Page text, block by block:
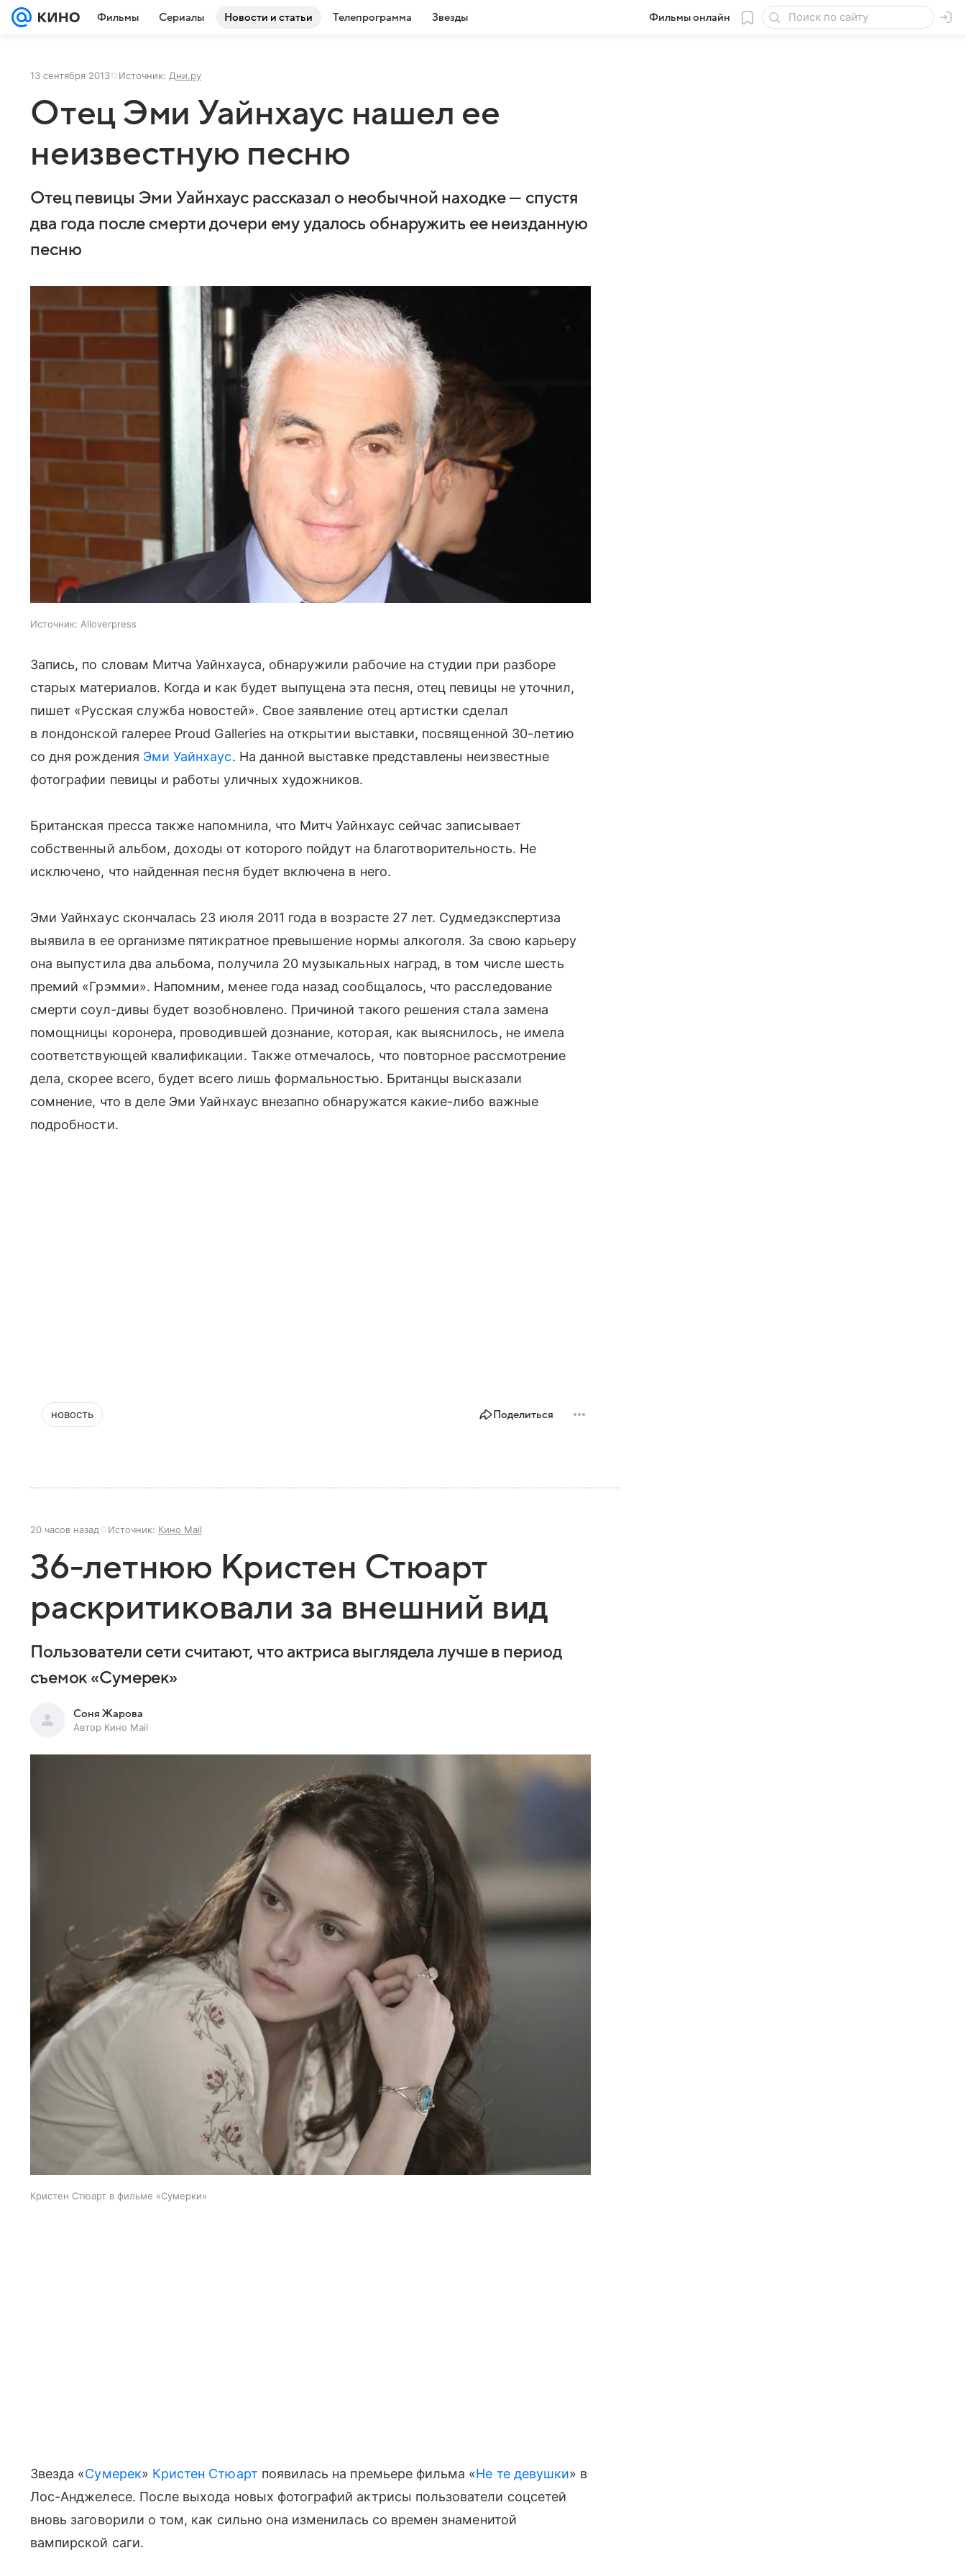
Фильмы Сериалы Новости и статьи Телепрограмма Звезды Фильмы онлайн
13 сентября 2013 Источник: Дни.ру
Отец Эми Уайнхаус нашел ее
неизвестную песню
Отец певицы Эми Уайнхаус рассказал о необычной находке — спустя
два года после смерти дочери ему удалось обнаружить ее неизданную
песню
Источник: Alloverpress
Запись, по словам Митча Уайнхауса, обнаружили рабочие на студии при разборе
старых материалов. Когда и как будет выпущена эта песня, отец певицы не уточнил,
пишет «Русская служба новостей». Свое заявление отец артистки сделал
в лондонской галерее Proud Galleries на открытии выставки, посвященной 30-летию
со дня рождения Эми Уайнхаус. На данной выставке представлены неизвестные
фотографии певицы и работы уличных художников.
Британская пресса также напомнила, что Митч Уайнхаус сейчас записывает
собственный альбом, доходы от которого пойдут на благотворительность. Не
исключено, что найденная песня будет включена в него.
Эми Уайнхаус скончалась 23 июля 2011 года в возрасте 27 лет. Судмедэкспертиза
выявила в ее организме пятикратное превышение нормы алкоголя. За свою карьеру
она выпустила два альбома, получила 20 музыкальных наград, в том числе шесть
премий «Грэмми». Напомним, менее года назад сообщалось, что расследование
смерти соул-дивы будет возобновлено. Причиной такого решения стала замена
помощницы коронера, проводившей дознание, которая, как выяснилось, не имела
соответствующей квалификации. Также отмечалось, что повторное рассмотрение
дела, скорее всего, будет всего лишь формальностью. Британцы высказали
сомнение, что в деле Эми Уайнхаус внезапно обнаружатся какие-либо важные
подробности.
новость Поделиться
20 часов назад Источник: Кино Mail
36-летнюю Кристен Стюарт
раскритиковали за внешний вид
Пользователи сети считают, что актриса выглядела лучше в период
съемок «Сумерек»
Соня Жарова
Автор Кино Mail
Кристен Стюарт в фильме «Сумерки»
Звезда «Сумерек» Кристен Стюарт появилась на премьере фильма «Не те девушки» в
Лос-Анджелесе. После выхода новых фотографий актрисы пользователи соцсетей
вновь заговорили о том, как сильно она изменилась со времен знаменитой
вампирской саги.